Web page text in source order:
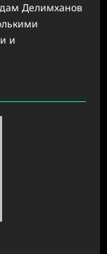
Делимханов
и